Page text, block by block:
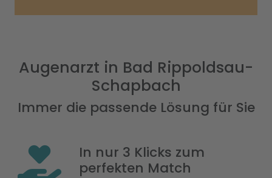
Augenarzt in Bad Rippoldsau-
Schapbach
Immer die passende Lösung für Sie
In nur 3 Klicks zum
perfekten Match